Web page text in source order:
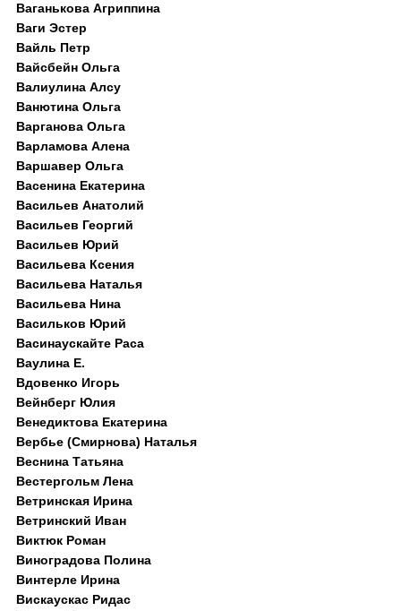
Ваганькова Агриппина
Ваги Эстер
Вайль Петр
Вайсбейн Ольга
Валиулина Алсу
Ванютина Ольга
Варганова Ольга
Варламова Алена
Варшавер Ольга
Васенина Екатерина
Васильев Анатолий
Васильев Георгий
Васильев Юрий
Васильева Ксения
Васильева Наталья
Васильева Нина
Васильков Юрий
Васинаускайте Раса
Ваулина Е.
Вдовенко Игорь
Вейнберг Юлия
Венедиктова Екатерина
Вербье (Смирнова) Наталья
Веснина Татьяна
Вестергольм Лена
Ветринская Ирина
Ветринский Иван
Виктюк Роман
Виноградова Полина
Винтерле Ирина
Вискаускас Ридас